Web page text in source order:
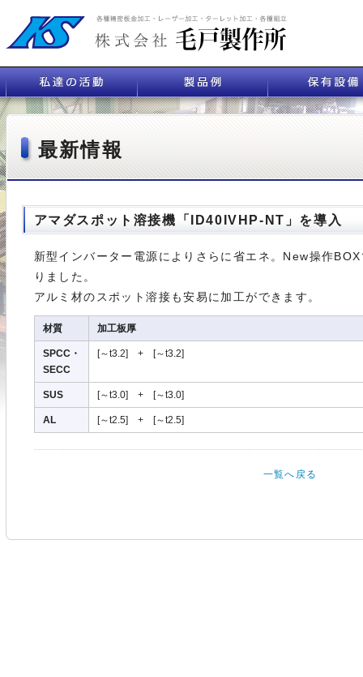
最新情報
アマダスポット溶接機「ID40IVHP-NT」を導入
新型インバーター電源によりさらに省エネ。New操作
りました。
アルミ材のスポット溶接も安易に加工ができます。
材質 加工板厚
SPCC・
SECC
[～t3.2] + [～t3.2]
SUS [～t3.0] + [～t3.0]
AL [～t2.5] + [～t2.5]
一覧へ戻る